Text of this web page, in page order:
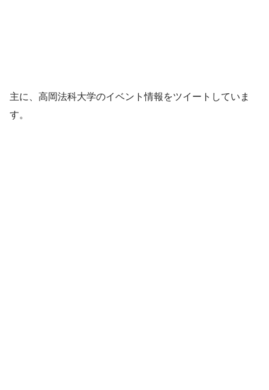
主に、高岡法科大学のイベント情報をツイートしていま
す。